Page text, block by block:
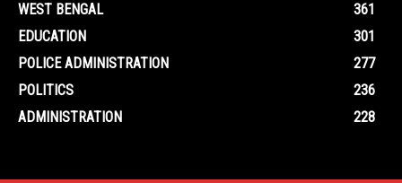
WEST BENGAL
361
EDUCATION
301
POLICE ADMINISTRATION
277
POLITICS
236
ADMINISTRATION
228